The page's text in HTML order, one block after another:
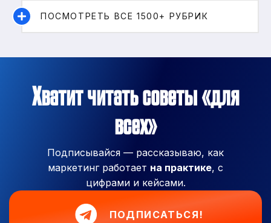
ПОСМОТРЕТЬ ВСЕ 1500+ РУБРИК
Хватит читать советы «для
всех»
Подписывайся — рассказываю, как
маркетинг работает на практике, с
цифрами и кейсами.
ПОДПИСАТЬСЯ!